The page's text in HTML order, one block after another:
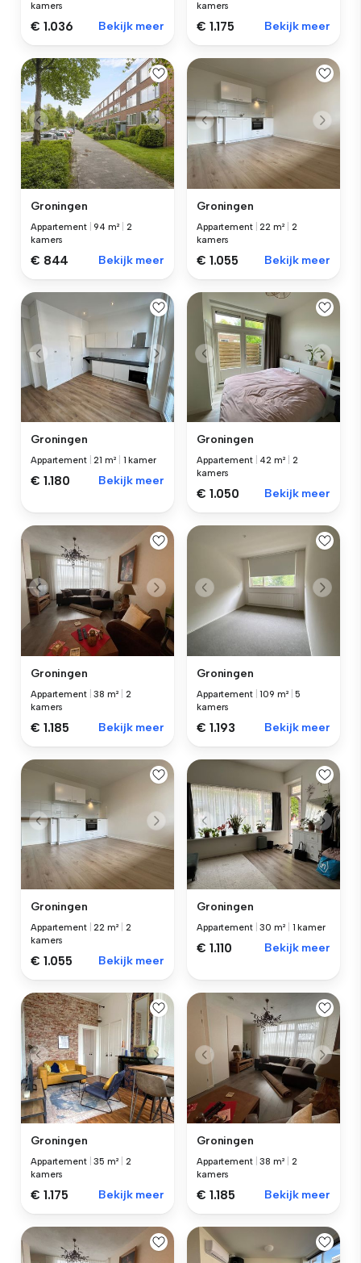
kamers
€ 1.036 Bekijk meer
kamers
€ 1.175 Bekijk meer
Groningen
Appartement |94 m²
2
kamers
€ 844 Bekijk meer
Groningen
Appartement |22 m²
2
kamers
€ 1.055 Bekijk meer
Groningen
Appartement |21 m² 1 kamer
€ 1.180 Bekijk meer
Groningen
Appartement 42 m²
2
kamers
€ 1.050 Bekijk meer
Groningen
Appartement |38 m²
2
kamers
€ 1.185 Bekijk meer
Groningen
Appartement |109 m² |5
kamers
€ 1.193 Bekijk meer
Groningen
Appartement |22 m²
2
kamers
€ 1.055 Bekijk meer
Groningen
Appartement |30 m² 1 kamer
€ 1.110 Bekijk meer
Groningen
Appartement |35 m²
2
kamers
€ 1.175 Bekijk meer
Groningen
Appartement |38 m²
2
kamers
€ 1.185 Bekijk meer